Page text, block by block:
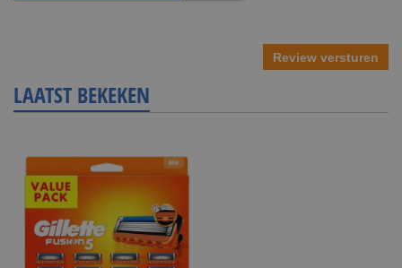
Review versturen
LAATST BEKEKEN